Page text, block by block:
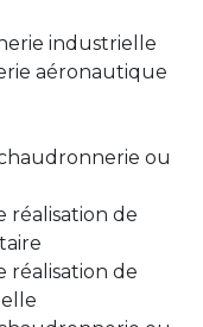
industrielle
aéronautique
ou
réalisation de
réalisation de